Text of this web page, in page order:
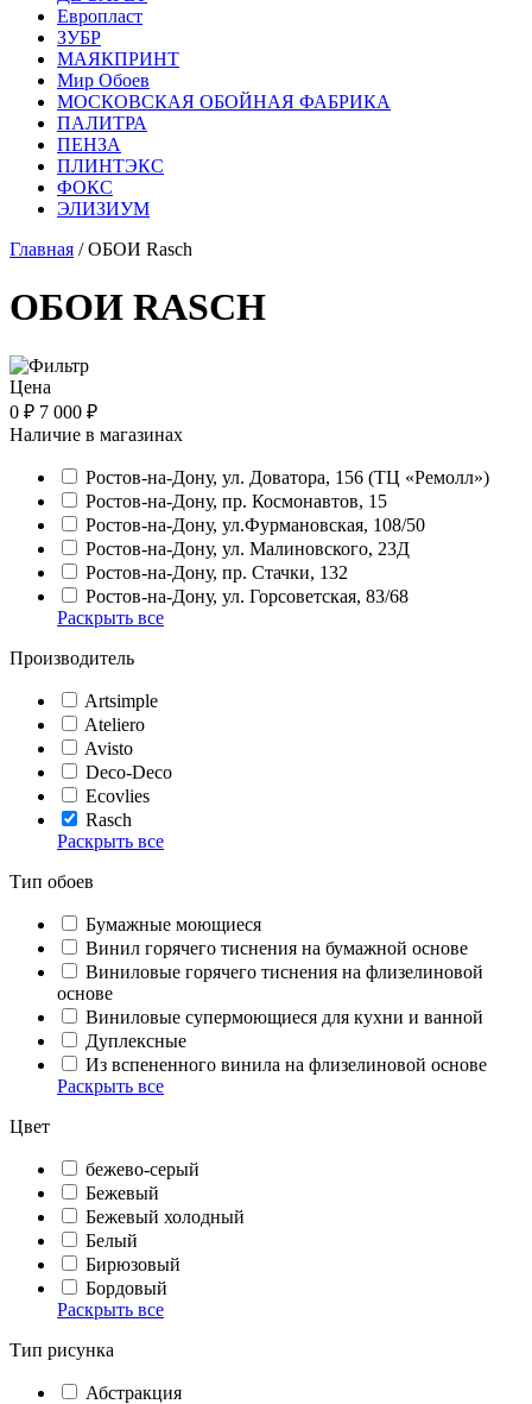
Европласт
ЗУБР
МАЯКПРИНТ
Мир Обоев
МОСКОВСКАЯ ОБОЙНАЯ ФАБРИКА
ПАЛИТРА
ПЕНЗА
ПЛИНТЭКС
ФОКС
ЭЛИЗИУМ
Главная / ОБОИ Rasch
ОБОИ RASCH
Цена
0 ₽ 7 000 ₽
Наличие в магазинах
Ростов-на-Дону, ул. Доватора, 156 (ТЦ «Ремолл»)
Ростов-на-Дону, пр. Космонавтов, 15
Ростов-на-Дону, ул.Фурмановская, 108/50
Ростов-на-Дону, ул. Малиновского, 23Д
Ростов-на-Дону, пр. Стачки, 132
Ростов-на-Дону, ул. Горсоветская, 83/68
Раскрыть все
Производитель
Artsimple
Ateliero
Avisto
Deco-Deco
Ecovlies
Rasch
Раскрыть все
Тип обоев
Бумажные моющиеся
Винил горячего тиснения на бумажной основе
Виниловые горячего тиснения на флизелиновой
основе
Виниловые супермоющиеся для кухни и ванной
Дуплексные
Из вспененного винила на флизелиновой основе
Раскрыть все
Цвет
бежево-серый
Бежевый
Бежевый холодный
Белый
Бирюзовый
Бордовый
Раскрыть все
Тип рисунка
Абстракция